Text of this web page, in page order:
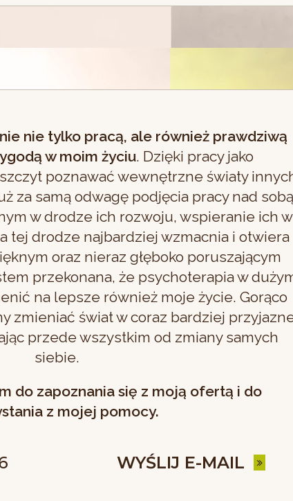
nie tylko pracą, ale również prawdziwą
w moim życiu. Dzięki pracy jako
poznawać wewnętrzne światy
za samą odwagę podjęcia pracy nad sobą
w drodze ich rozwoju, wspieranie ich w
tej drodze najbardziej wzmacnia i otwiera
oraz nieraz głęboko poruszającym
przekonana, że psychoterapia w
na lepsze również moje życie. Gorąco
zmieniać świat w coraz bardziej
przede wszystkim od zmiany samych
siebie.
do zapoznania się z moją ofertą i do
z mojej pomocy.
WYŚLIJ E-MAIL